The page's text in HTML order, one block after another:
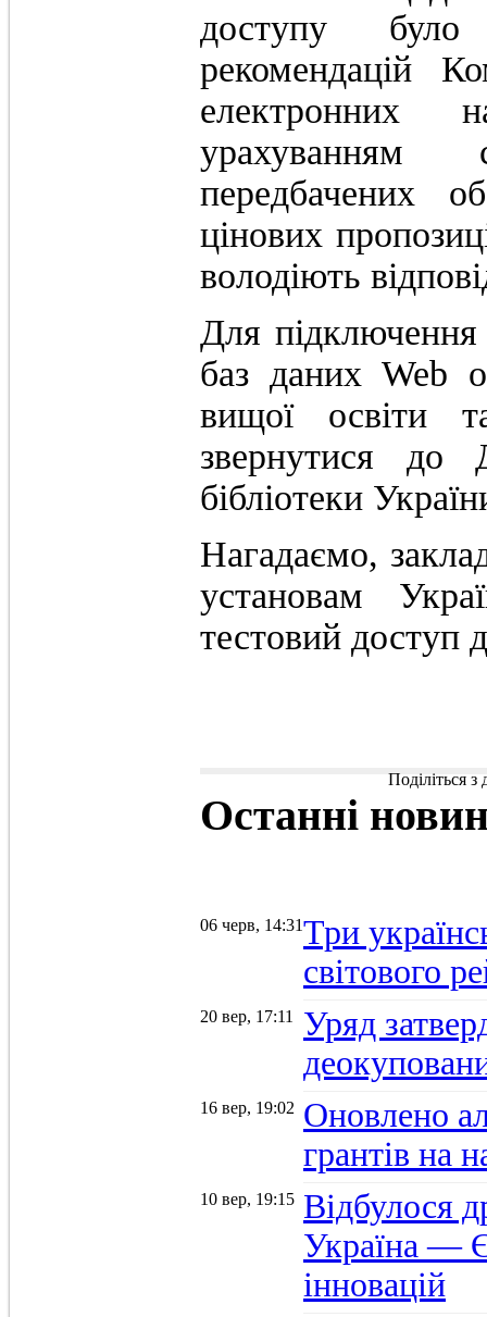
доступу
рекомендацій
електронних
урахуванням
передбачених
цінових
володіють
Для
баз даних Web
вищої освіти
звернутися до
бібліотеки
Нагадаємо,
установам
тестовий доступ
Поділіться
Останні
06 черв, 14:31Три
світового
20 вер, 17:11
Уряд
16 вер, 19:02 Оновлено
грантів на
10 вер, 19:15 Відбулося
Україна —
інновацій